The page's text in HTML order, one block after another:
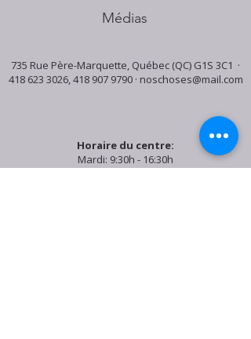
Médias
735 Rue Père-Marquette, Québec (QC) G1S 3C1 ·
418 623 3026,418 907 9790· noschoses@mail.com
Horaire du centre:
Mardi: 9:30h - 16:30h